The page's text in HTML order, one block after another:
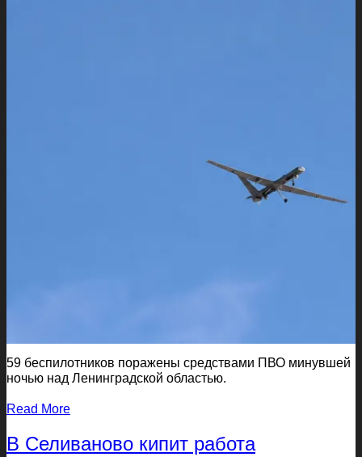
59 беспилотников поражены средствами ПВО минувшей
ночью над Ленинградской областью.
Read More
В Селиваново кипит работа